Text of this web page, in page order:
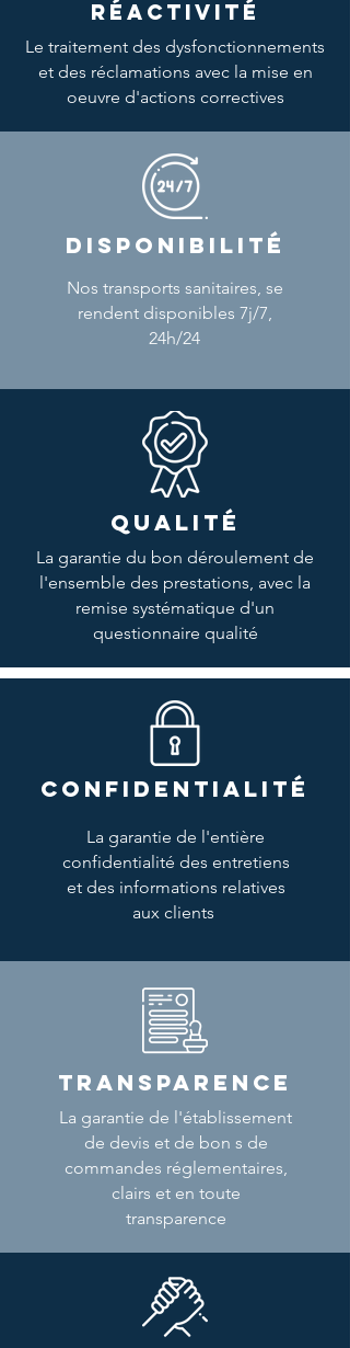
RÉACTIVITÉ
Le traitement des dysfonctionnements
et des réclamations avec la mise en
oeuvre d'actions correctives
DISPONIBILITÉ
Nos transports sanitaires, se
rendent disponibles 7j/7,
24h/24
QUALITÉ
La garantie du bon déroulement de
l'ensemble des prestations, avec la
remise systématique d'un
questionnaire qualité
CONFIDENTIALITÉ
La garantie de l'entière
confidentialité des entretiens
et des informations relatives
aux clients
TRANSPARENCE
La garantie de l'établissement
de devis et de bon s de
commandes réglementaires,
clairs et en toute
transparence